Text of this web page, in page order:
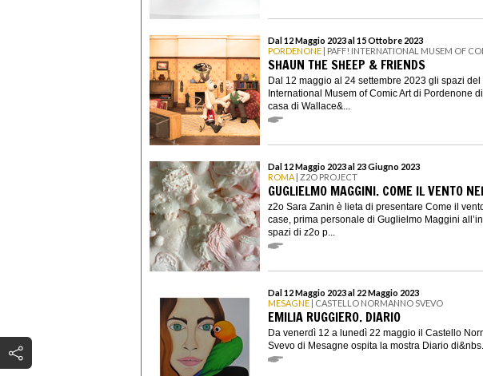
Dal 12 Maggio 2023 al 15 Ottobre 2023
PORDENONE | PAFF! INTERNATIONAL MUSEM OF
SHAUN THE SHEEP & FRIENDS
Dal 12 maggio al 24 settembre 2023 gli spazi del
International Musem of Comic Art di Pordenone
casa di Wallace&...
Dal 12 Maggio 2023 al 23 Giugno 2023
ROMA | Z2O PROJECT
GUGLIELMO MAGGINI. COME IL VENTO
z2o Sara Zanin è lieta di presentare Come il
case, prima personale di Guglielmo Maggini
spazi di z2o p...
Dal 12 Maggio 2023 al 22 Maggio 2023
MESAGNE | CASTELLO NORMANNO SVEVO
EMILIA RUGGIERO. DIARIO
Da venerdì 12 a lunedì 22 maggio il Castello
Svevo di Mesagne ospita la mostra Diario di&nbs...